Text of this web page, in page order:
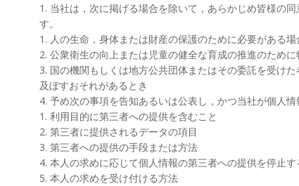
1. 当社は，次に掲げる場合を除いて，あらかじめ皆様の
す。
1. 人の生命，身体または財産の保護のために必要がある
2. 公衆衛生の向上または児童の健全な育成の推進のため
3. 国の機関もしくは地方公共団体またはその委託を受け
及ぼすおそれがあるとき
4. 予め次の事項を告知あるいは公表し，かつ当社が個人
1. 利用目的に第三者への提供を含むこと
2. 第三者に提供されるデータの項目
3. 第三者への提供の手段または方法
4. 本人の求めに応じて個人情報の第三者への提供を停止す
5. 本人の求めを受け付ける方法